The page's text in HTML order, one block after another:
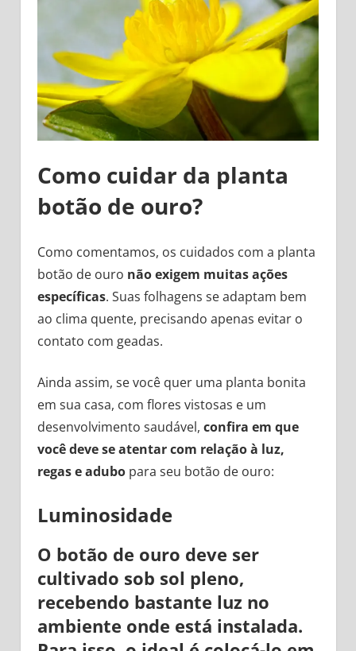
Como cuidar da planta
botão de ouro?
Como comentamos, os cuidados com a planta
botão de ouro não exigem muitas ações
específicas. Suas folhagens se adaptam bem
ao clima quente, precisando apenas evitar o
contato com geadas.
Ainda assim, se você quer uma planta bonita
em sua casa, com flores vistosas e um
desenvolvimento saudável, confira em que
você deve se atentar com relação à luz,
regas e adubopara seu botão de ouro:
Luminosidade
O botão de ouro deve ser
cultivado sob sol pleno,
recebendo bastante luz no
ambiente onde está instalada.